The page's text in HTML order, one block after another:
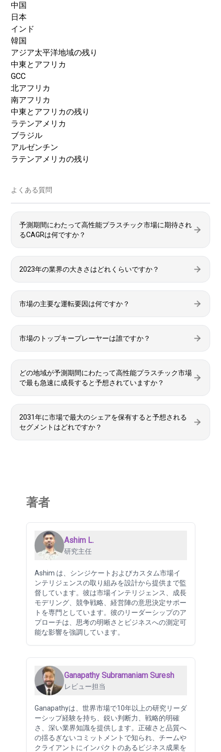
中国
日本
インド
韓国
アジア太平洋地域の残り
中東とアフリカ
GCC
北アフリカ
南アフリカ
中東とアフリカの残り
ラテンアメリカ
ブラジル
アルゼンチン
ラテンアメリカの残り
よくある質問
予測期間にわたって高性能プラスチック市場に期待され
るCAGRは何ですか？
2023年の業界の大きさはどれくらいですか？
市場の主要な運転要因は何ですか？
市場のトップキープレーヤーは誰ですか？
どの地域が予測期間にわたって高性能プラスチック市場
で最も急速に成長すると予想されていますか？
2031年に市場で最大のシェアを保有すると予想される
セグメントはどれですか？
著者
Ashim L.
研究主任
Ashim は、シンジケートおよびカスタム市場イ
ンテリジェンスの取り組みを設計から提供まで監
督しています。彼は市場インテリジェンス、成長
モデリング、競争戦略、経営陣の意思決定サポー
トを専門としています。彼のリーダーシップのア
プローチは、思考の明晰さとビジネスへの測定可
能な影響を強調しています。
Ganapathy Subramaniam Suresh
レビュー担当
Ganapathyは、世界市場で10年以上の研究リーダ
ーシップ経験を持ち、鋭い判断力、戦略的明確
さ、深い業界知識を提供します。正確さと品質へ
の揺るぎないコミットメントで知られ、チームや
クライアントにインパクトのあるビジネス成果を